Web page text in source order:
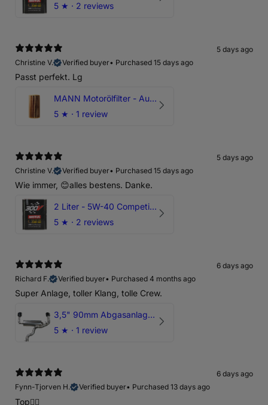
5 ★ · 2 reviews
5 days ago
Christine V.
Verified buyer• Purchased 15 days ago
Passt perfekt. Lg
MANN Motorölfilter - Audi RS3 TTRS RSQ3 VZ5 - DAZ DNW
5 ★ · 1 review
5 days ago
Christine V.
Verified buyer• Purchased 15 days ago
Wie immer, 😊alles bestens. Danke.
2 Liter - 5W-40 Competition 300V Motul Motoröl
5 ★ · 2 reviews
6 days ago
Richard F.
Verified buyer• Purchased 4 months ago
Super Anlage, toller Klang, tolle Crew.
3,5" 90mm Abgasanlage AUDI RSQ3 DNWA 2.5 TFSI
5 ★ · 1 review
6 days ago
Fynn-Tjorven H.
Verified buyer• Purchased 13 days ago
Top👍🏼